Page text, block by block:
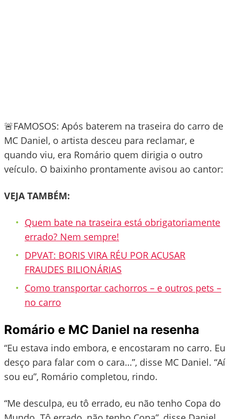
🚨FAMOSOS: Após baterem na traseira do carro de
MC Daniel, o artista desceu para reclamar, e
quando viu, era Romário quem dirigia o outro
veículo. O baixinho prontamente avisou ao cantor:
VEJA TAMBÉM:
Quem bate na traseira está obrigatoriamente
errado? Nem sempre!
DPVAT: BORIS VIRA RÉU POR ACUSAR
FRAUDES BILIONÁRIAS
Como transportar cachorros – e outros pets –
no carro
Romário e MC Daniel na resenha
“Eu estava indo embora, e encostaram no carro. Eu
desço para falar com o cara…”, disse MC Daniel. “Aí
sou eu”, Romário completou, rindo.
“Me desculpa, eu tô errado, eu não tenho Copa do